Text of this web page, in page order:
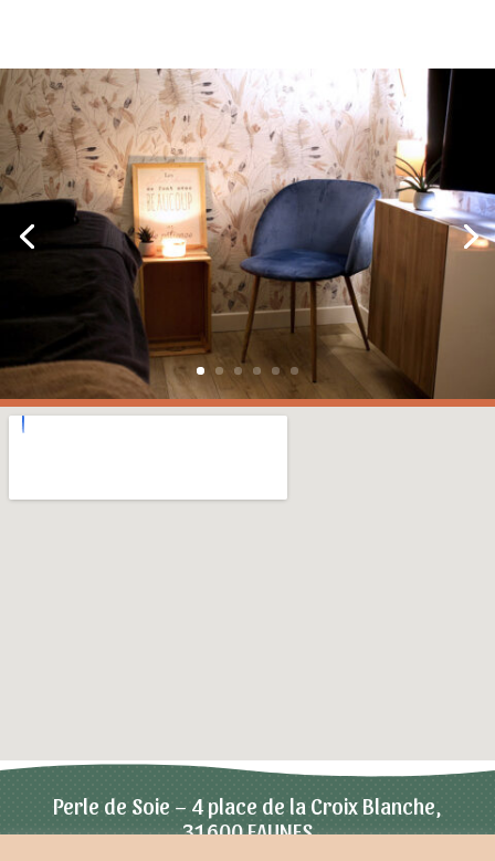
Perle de Soie – 4 place de la Croix Blanche,
31600 EAUNES